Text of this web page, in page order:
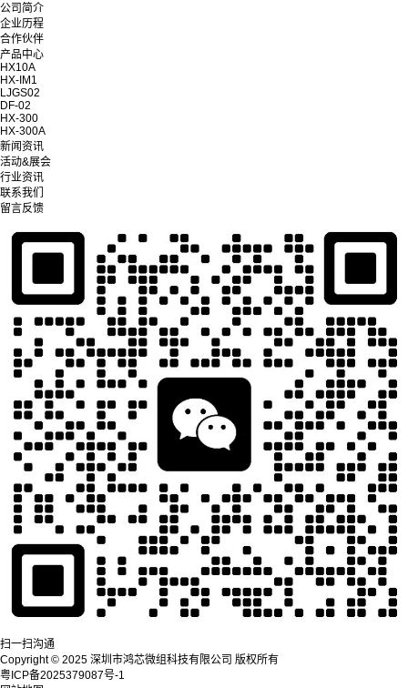
公司简介
企业历程
合作伙伴
产品中心
HX10A
HX-IM1
LJGS02
DF-02
HX-300
HX-300A
新闻资讯
活动&展会
行业资讯
联系我们
留言反馈
扫一扫沟通
Copyright © 2025 深圳市鸿芯微组科技有限公司 版权所有
粤ICP备2025379087号-1